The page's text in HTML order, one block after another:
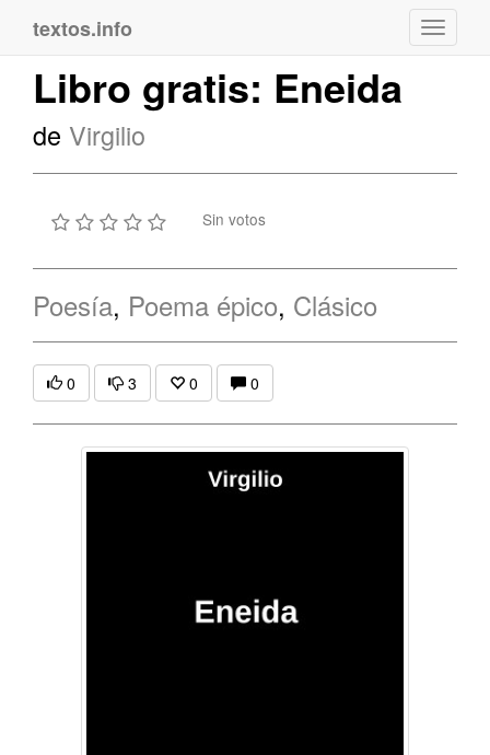
textos.info
Libro gratis: Eneida
de Virgilio
Sin votos
Poesía, Poema épico, Clásico
0 3 0 0